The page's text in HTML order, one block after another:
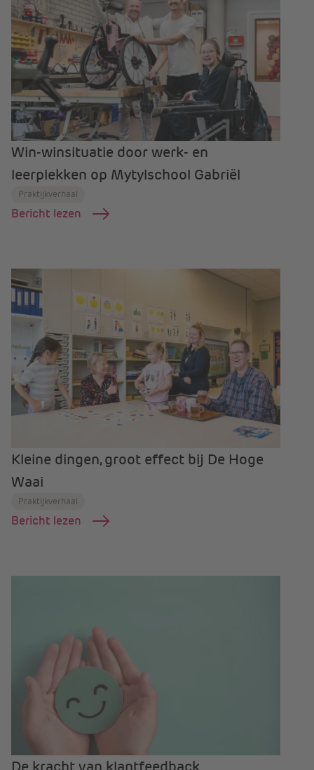
Win-winsituatie door werk- en
leerplekken op Mytylschool Gabriël
Praktijkverhaal
Bericht lezen
Kleine dingen, groot effect bij De Hoge
Waai
Praktijkverhaal
Bericht lezen
De kracht van klantfeedback